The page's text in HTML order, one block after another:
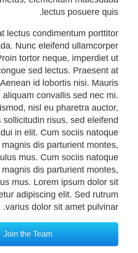
lectus posuere quis.
lectus condimentum porttitor
Nunc eleifend ullamcorper
tortor neque, imperdiet ut
sed lectus. Praesent at
id lobortis nisi. Mauris
aliquam convallis sed nec mi.
nisl eu pharetra auctor,
sollicitudin risus, sed eleifend
in elit. Cum sociis natoque
dis parturient montes,
mus. Cum sociis natoque
dis parturient montes,
mus. Lorem ipsum dolor sit
adipiscing elit. Sed rutrum
varius dolor sit amet pulvinar.
Join the Team